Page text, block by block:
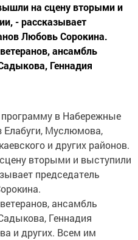
на сцену вторыми и
- рассказывает
Любовь Сорокина.
ансамбль
Геннадия
в Набережные
Елабуги, Муслюмова,
и других районов.
вторыми и выступили
председатель
ансамбль
Геннадия
и других. Всем им